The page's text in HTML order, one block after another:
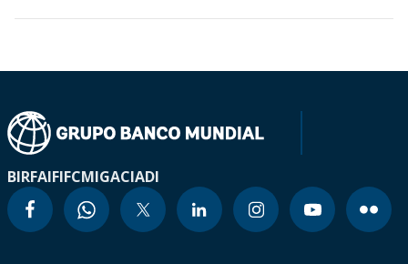
BIRFAIFIFCMIGACIADI